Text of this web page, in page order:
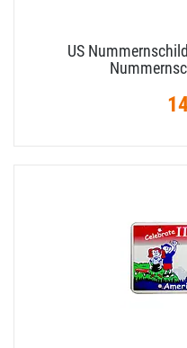
US